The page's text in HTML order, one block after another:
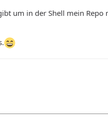
um in der Shell mein